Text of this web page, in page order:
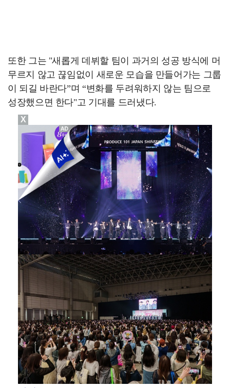
또한 그는 "새롭게 데뷔할 팀이 과거의 성공 방식에 머
무르지 않고 끊임없이 새로운 모습을 만들어가는 그룹
이 되길 바란다”며 “변화를 두려워하지 않는 팀으로
성장했으면 한다"고 기대를 드러냈다.
X